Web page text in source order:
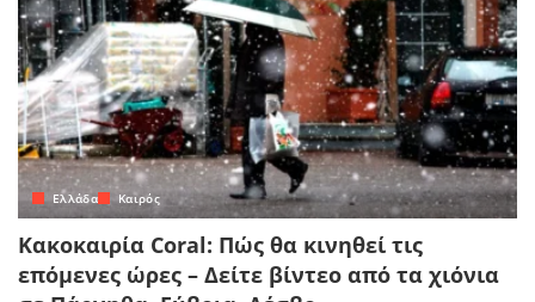
Ελλάδα Καιρός
Κακοκαιρία Coral: Πώς θα κινηθεί τις
επόμενες ώρες – Δείτε βίντεο από τα χιόνια